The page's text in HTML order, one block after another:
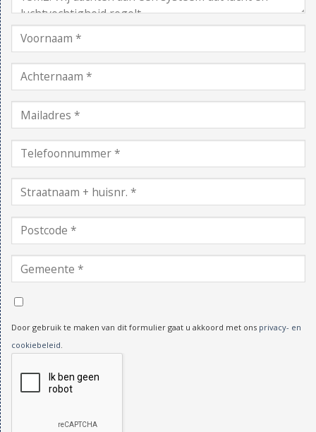
Door gebruik te maken van dit formulier gaat u akkoord met ons privacy- en
cookiebeleid